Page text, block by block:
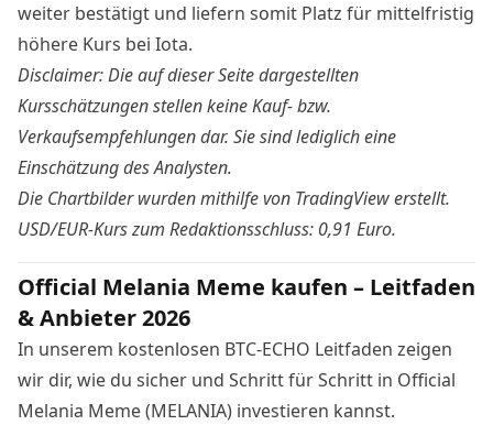
weiter bestätigt und liefern somit Platz für mittelfristig
höhere Kurs bei Iota.
Disclaimer: Die auf dieser Seite dargestellten
Kursschätzungen stellen keine Kauf- bzw.
Verkaufsempfehlungen dar. Sie sind lediglich eine
Einschätzung des Analysten.
Die Chartbilder wurden mithilfe von TradingViewerstellt.
USD/EUR-Kurs zum Redaktionsschluss: 0,91 Euro.
Official Melania Meme kaufen – Leitfaden
& Anbieter 2026
In unserem kostenlosen BTC-ECHO Leitfaden zeigen
wir dir, wie du sicher und Schritt für Schritt in Official
Melania Meme (MELANIA) investieren kannst.